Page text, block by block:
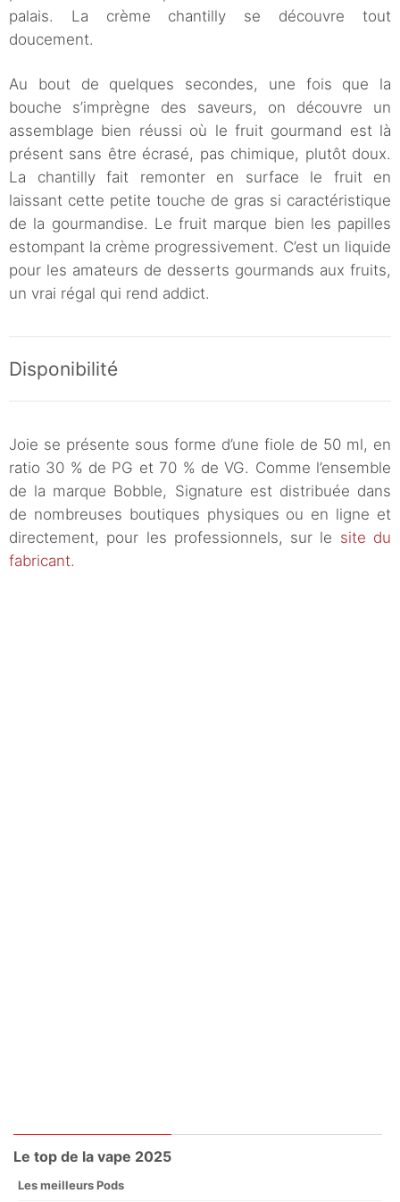
palais. La crème chantilly se découvre tout
doucement.
Au bout de quelques secondes, une fois que la
bouche s’imprègne des saveurs, on découvre un
assemblage bien réussi où le fruit gourmand est là
présent sans être écrasé, pas chimique, plutôt doux.
La chantilly fait remonter en surface le fruit en
laissant cette petite touche de gras si caractéristique
de la gourmandise. Le fruit marque bien les papilles
estompant la crème progressivement. C’est un liquide
pour les amateurs de desserts gourmands aux fruits,
un vrai régal qui rend addict.
Disponibilité
Joie se présente sous forme d’une fiole de 50 ml, en
ratio 30 % de PG et 70 % de VG. Comme l’ensemble
de la marque Bobble, Signature est distribuée dans
de nombreuses boutiques physiques ou en ligne et
directement, pour les professionnels, sur le site du
fabricant.
Le top de la vape 2025
Les meilleurs Pods